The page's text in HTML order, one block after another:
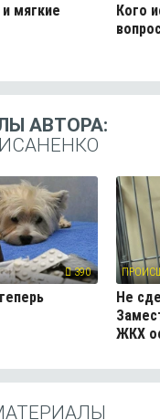
мягкие
Кого
АВТОРА:
390
Не
ЖКХ